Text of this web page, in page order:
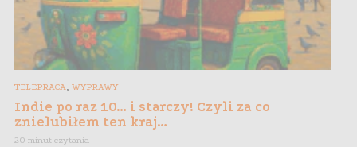
TELEPRACA, WYPRAWY
Indie po raz 10… i starczy! Czyli za co
znielubiłem ten kraj…
20 minut czytania